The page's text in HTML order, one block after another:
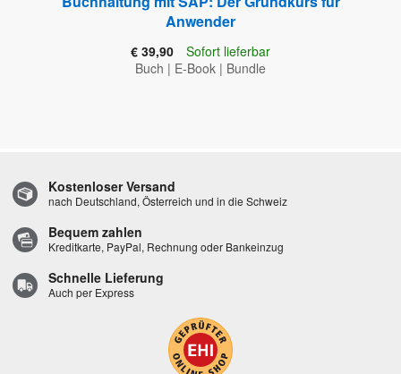
Anwender
€ 39,90
Sofort lieferbar
Buch | E-Book | Bundle
Kostenloser Versand
nach Deutschland, Österreich und in die Schweiz
Bequem zahlen
Kreditkarte, PayPal, Rechnung oder Bankeinzug
Schnelle Lieferung
Auch per Express